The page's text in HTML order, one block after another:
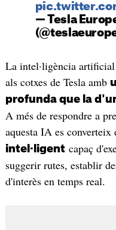
— Tesla
La intel·ligència
als cotxes de Tesla amb
profunda que la
A més de respondre a
aquesta IA es converteix
intel·ligentcapaç
suggerir rutes, establir
d'interès en temps real.